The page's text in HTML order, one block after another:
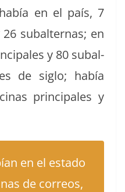
en el país, 7
sub­al­ter­nas; en
y 80 sub­al­
de siglo; había
prin­ci­pales y
en el esta­do
de corre­os,